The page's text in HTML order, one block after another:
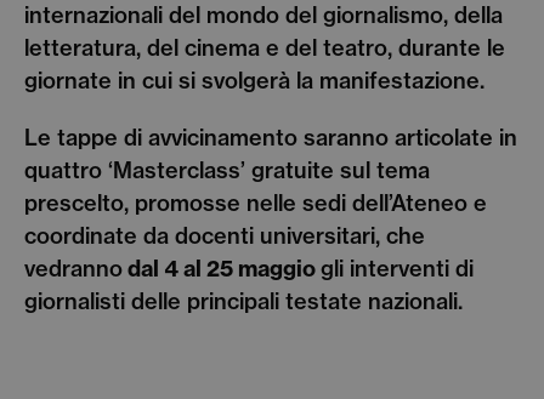
internazionali del mondo del giornalismo, della
letteratura, del cinema e del teatro, durante le
giornate in cui si svolgerà la manifestazione.
Le tappe di avvicinamento saranno articolate in
quattro ‘Masterclass’ gratuite sul tema
prescelto, promosse nelle sedi dell’Ateneo e
coordinate da docenti universitari, che
vedrannodal 4 al 25 maggiogli interventi di
giornalisti delle principali testate nazionali.